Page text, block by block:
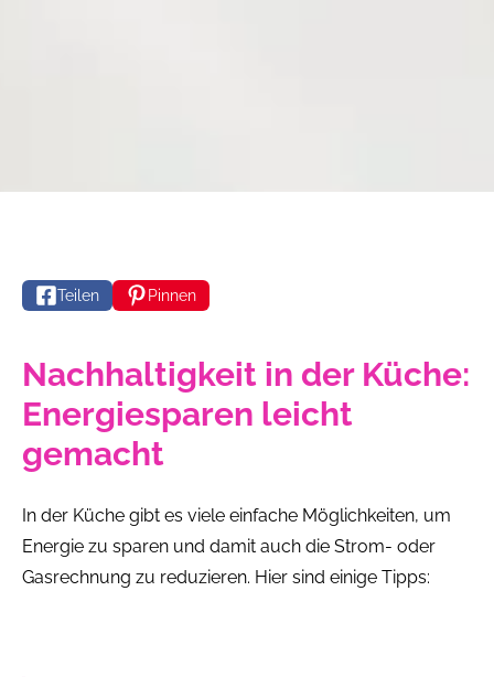
Teilen Pinnen
Nachhaltigkeit in der Küche:
Energiesparen leicht
gemacht
In der Küche gibt es viele einfache Möglichkeiten, um
Energie zu sparen und damit auch die Strom- oder
Gasrechnung zu reduzieren. Hier sind einige Tipps: